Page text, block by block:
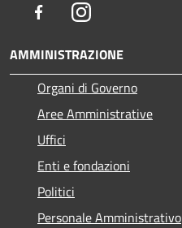
FacebookInstagram
AMMINISTRAZIONE
Organi di Governo
Aree Amministrative
Uffici
Enti e fondazioni
Politici
Personale Amministrativo